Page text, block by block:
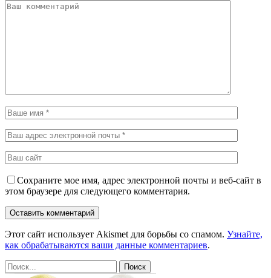
Сохраните мое имя, адрес электронной почты и веб-сайт в
этом браузере для следующего комментария.
Этот сайт использует Akismet для борьбы со спамом. Узнайте,
как обрабатываются ваши данные комментариев.